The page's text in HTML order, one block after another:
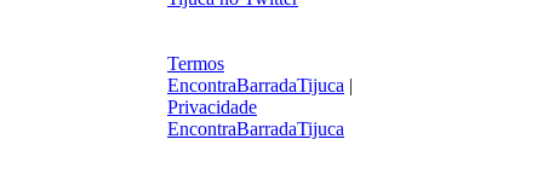
Termos
EncontraBarradaTijuca |
Privacidade
EncontraBarradaTijuca